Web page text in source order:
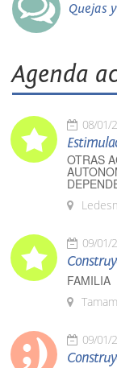
Quejas
Agenda
08/01/
OTRAS
09/01/
FAMILIA
09/01/